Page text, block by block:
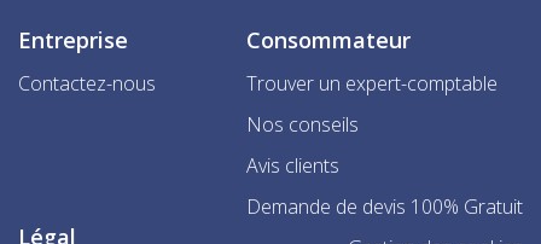
Entreprise
Contactez-nous
Consommateur
Trouver un expert-comptable
Nos conseils
Avis clients
Demande de devis 100% Gratuit
Légal